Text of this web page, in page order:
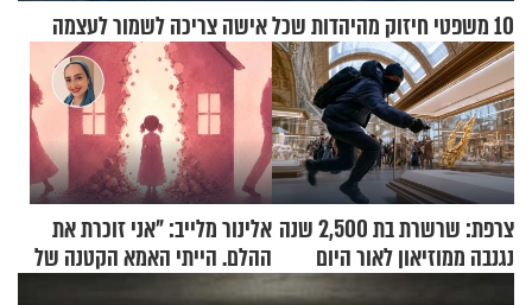
10 משפטי חיזוק מהיהדות שכל אישה צריכה לשמור לעצמה
צרפת: שרשרת בת 2,500 שנה
נגנבה ממוזיאון לאור היום
אלינור מלייב: "אני זוכרת את
ההלם. הייתי האמא הקטנה של
הבית"